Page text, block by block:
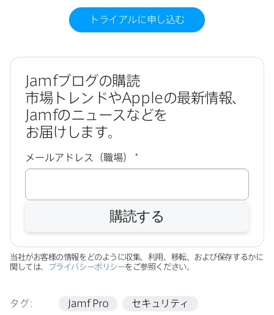
トライアルに​申し込む
Jamfブログの​購読
市場トレンドやAppleの​最新情報、
Jamfの​ニュースなどを​
お届けします。
メールアドレス（職場） *必
須
購読する
当社が​お客様の​情報を​どのように​収集、​利用、​移転、​および​保存するかに​
関しては、 プライバシーポリシーを​ご参照ください。
タグ: Jamf Pro セキュリティ